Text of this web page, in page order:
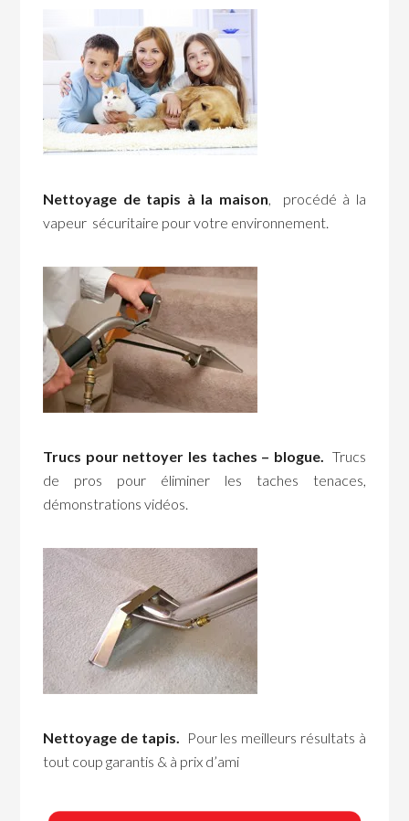
Nettoyage de tapis à la maison, procédé à la
vapeur sécuritaire pour votre environnement.
Trucs pour nettoyer les taches – blogue. Trucs
de pros pour éliminer les taches tenaces,
démonstrations vidéos.
Nettoyage de tapis. Pour les meilleurs résultats à
tout coup garantis & à prix d’ami